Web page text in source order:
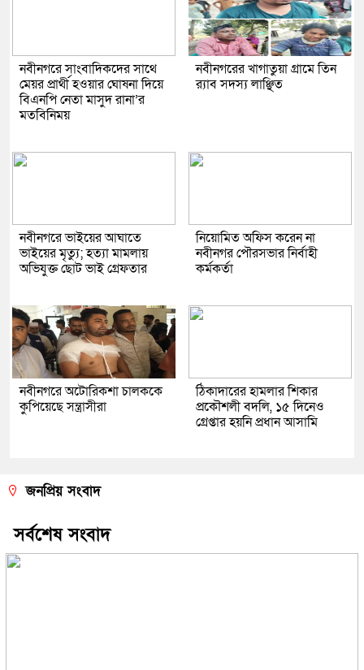
নবীনগরে সাংবাদিকদের সাথে
মেয়র প্রার্থী হওয়ার ঘোষনা দিয়ে
বিএনপি নেতা মাসুদ রানা’র
মতবিনিময়
নবীনগরের খাগাতুয়া গ্রামে তিন
র‍্যাব সদস্য লাঞ্ছিত
নবীনগরে ভাইয়ের আঘাতে
ভাইয়ের মৃত্যু; হত্যা মামলায়
অভিযুক্ত ছোট ভাই গ্রেফতার
নিয়োমিত অফিস করেন না
নবীনগর পৌরসভার নির্বাহী
কর্মকর্তা
নবীনগরে অটোরিকশা চালককে
কুপিয়েছে সন্ত্রাসীরা
ঠিকাদারের হামলার শিকার
প্রকৌশলী বদলি, ১৫ দিনেও
গ্রেপ্তার হয়নি প্রধান আসামি
জনপ্রিয় সংবাদ
সর্বশেষ সংবাদ